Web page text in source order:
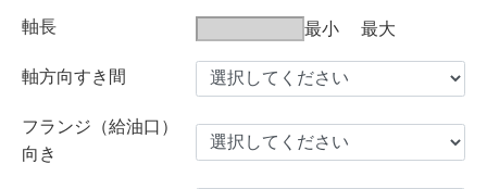
軸長 最小 最大
軸方向すき間
フランジ（給油口）
向き